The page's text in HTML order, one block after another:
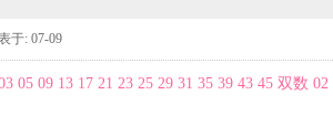
于: 07-09
05 09 13 17 21 23 25 29 31 35 39 43 45 双数